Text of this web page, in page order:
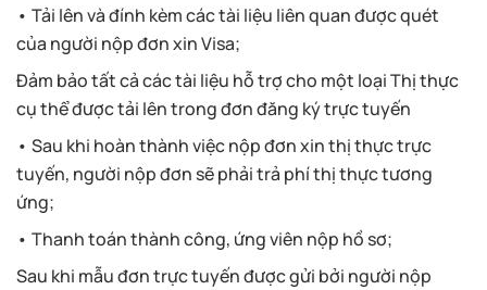
• Tải lên và đính kèm các tài liệu liên quan được quét
của người nộp đơn xin Visa;
Đảm bảo tất cả các tài liệu hỗ trợ cho một loại Thị thực
cụ thể được tải lên trong đơn đăng ký trực tuyến
• Sau khi hoàn thành việc nộp đơn xin thị thực trực
tuyến, người nộp đơn sẽ phải trả phí thị thực tương
ứng;
• Thanh toán thành công, ứng viên nộp hồ sơ;
Sau khi mẫu đơn trực tuyến được gửi bởi người nộp